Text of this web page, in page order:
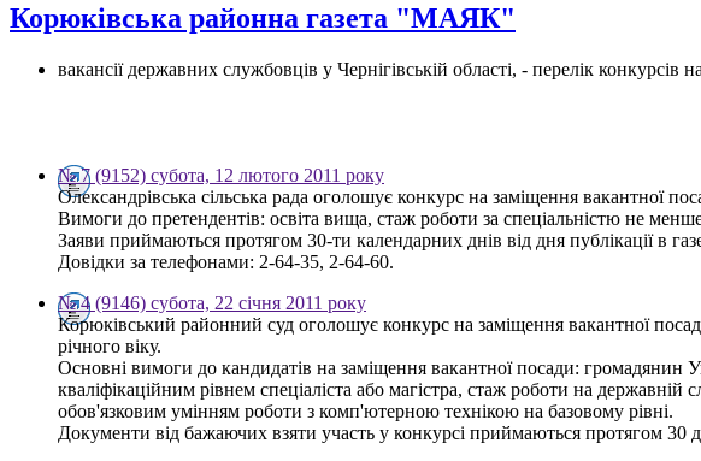
Корюківська районна газета "МАЯК"
вакансії державних службовців у Чернігівській області, - перелік
№ 7 (9152) субота, 12 лютого 2011 року
Олександрівська сільська рада оголошує конкурс на заміщення вакантної
Вимоги до претендентів: освіта вища, стаж роботи за спеціальністю не
Заяви приймаються протягом 30-ти календарних днів від дня публікації в
Довідки за телефонами: 2-64-35, 2-64-60.
№ 4 (9146) субота, 22 січня 2011 року
Корюківський районний суд оголошує конкурс на заміщення вакантної
річного віку.
Основні вимоги до кандидатів на заміщення вакантної посади: громадянин
кваліфікаційним рівнем спеціаліста або магістра, стаж роботи на
обов'язковим умінням роботи з комп'ютерною технікою на базовому рівні.
Документи від бажаючих взяти участь у конкурсі приймаються протягом 30